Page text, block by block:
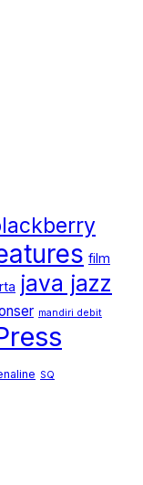
film
java jazz
mandiri debit
SQ